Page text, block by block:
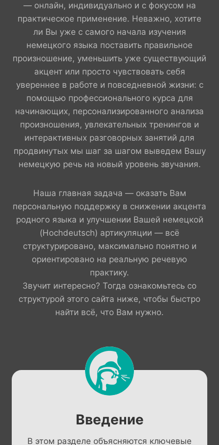
— онлайн, индивидуально и с фокусом на
практическое применение. Неважно, хотите
ли Вы уже с самого начала изучения
немецкого языка поставить правильное
произношение, уменьшить уже существующий
акцент или просто чувствовать себя
увереннее в работе и повседневной жизни: с
помощью профессионального курса для
начинающих, персонализированного анализа
произношения, увлекательных тренингов и
интерактивных разговорных занятий для
продвинутых мы шаг за шагом выведем Вашу
немецкую речь на новый уровень звучания.
Наша главная задача — оказать Вам
персональную поддержку в снижении акцента
родного языка и улучшении Вашей немецкой
(Hochdeutsch) артикуляции — всё
структурировано, максимально понятно и
ориентировано на реальную речевую
практику.
Звучит интересно? Тогда ознакомьтесь со
структурой этого сайта ниже, чтобы быстро
найти всё, что Вам нужно.
Введение
В этом разделе объясняются ключевые